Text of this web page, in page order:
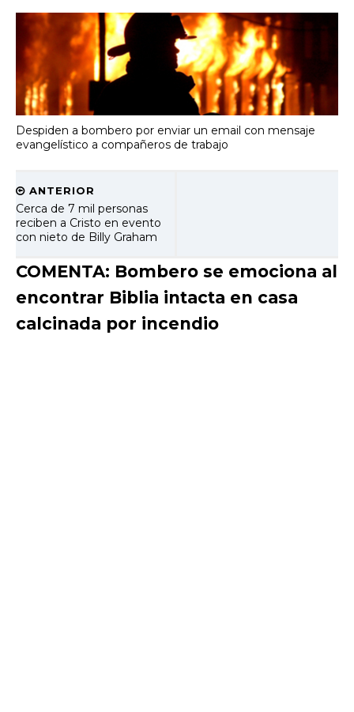
Despiden a bombero por enviar un email con mensaje
evangelístico a compañeros de trabajo
ANTERIOR
Cerca de 7 mil personas
reciben a Cristo en evento
con nieto de Billy Graham
COMENTA: Bombero se emociona al
encontrar Biblia intacta en casa
calcinada por incendio